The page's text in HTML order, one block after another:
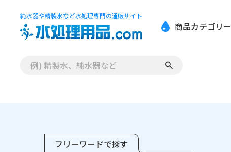
純水器や精製水など水処理専門の通販サイト
商品カテゴリー
フリーワードで探す